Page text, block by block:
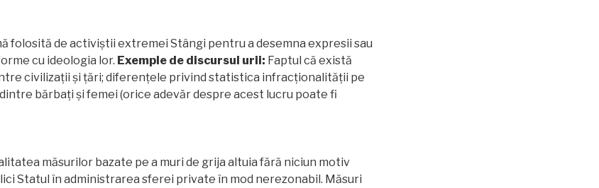
folosită de activiștii extremei Stângi pentru a desemna expresii sau
cu ideologia lor. Exemple de discursul urii: Faptul că există
civilizații și țări; diferențele privind statistica infracționalității pe
bărbați și femei (orice adevăr despre acest lucru poate fi
măsurilor bazate pe a muri de grija altuia fără niciun motiv
Statul în administrarea sferei private în mod nerezonabil. Măsuri